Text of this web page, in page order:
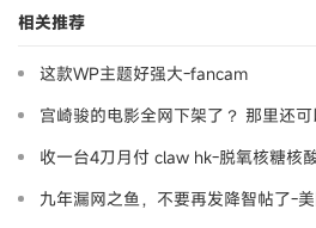
相关推荐
这款WP主题好强大-fancam
宫崎骏的电影全网下架了？ 那里还
收一台4刀月付 claw hk-脱氧核糖核
九年漏网之鱼，不要再发降智帖了-